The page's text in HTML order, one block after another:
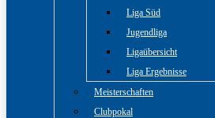
Liga Süd
Jugendliga
Ligaübersicht
Liga Ergebnisse
Meisterschaften
Clubpokal